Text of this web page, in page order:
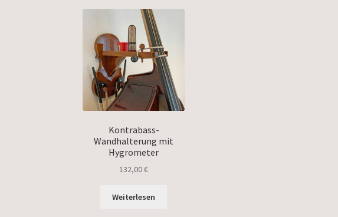
Kontrabass-
Wandhalterung mit
Hygrometer
132,00€
Weiterlesen